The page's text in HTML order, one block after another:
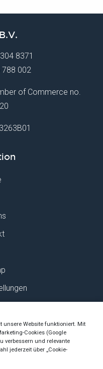
8371
788 002
of Commerce no.
Media
unsere Website funktioniert. Mit
Cookies (Google
verbessern und relevante
jederzeit über „Cookie-